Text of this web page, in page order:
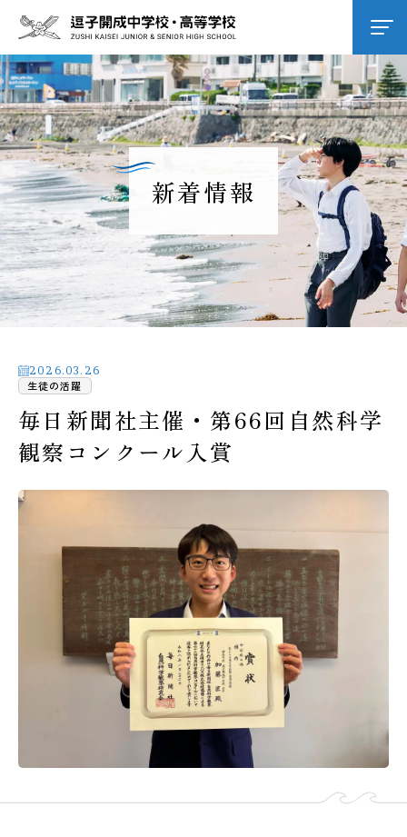
学校紹介
逗子開成の教育
学校生活
進路進学
受験生の皆様へ
在校生・保護者の皆様へ
卒業生の皆様へ
お問い合わせ 教員採用情報資料請求新着情報
よくある質問みらい募金について
個人情報保護方針 サイトマップ
新着情報
2026.03.26
生徒の活躍
毎日新聞社主催・第66回自然科学
観察コンクール入賞